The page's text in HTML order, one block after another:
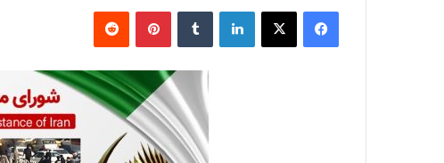
فیس بوک X ‫پین‌ترست